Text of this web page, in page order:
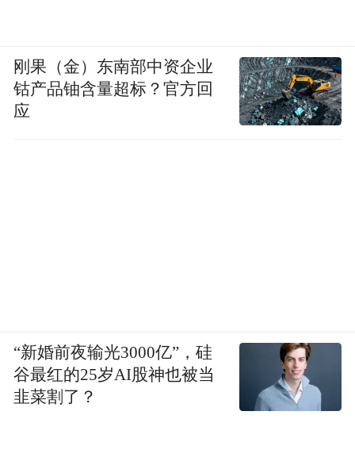
刚果（金）东南部中资企业
钴产品铀含量超标？官方回
应
“新婚前夜输光3000亿”，硅
谷最红的25岁AI股神也被当
韭菜割了？